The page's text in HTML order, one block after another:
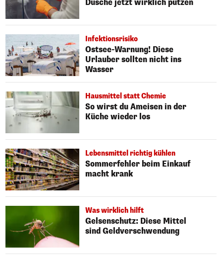
Dusche jetzt wirklich putzen
Infektionsrisiko
Ostsee-Warnung! Diese
Urlauber sollten nicht ins
Wasser
Hausmittel statt Chemie
So wirst du Ameisen in der
Küche wieder los
Lebensmittel richtig kühlen
Sommerfehler beim Einkauf
macht krank
Was wirklich hilft
Gelsenschutz: Diese Mittel
sind Geldverschwendung